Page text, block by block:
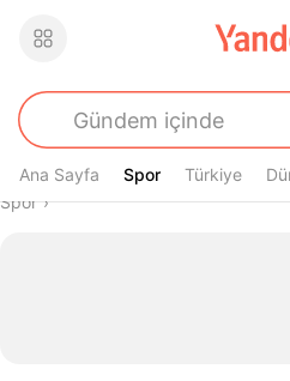
Ana Sayfa Spor
Spor Türkiye
Buradasın
Spor›